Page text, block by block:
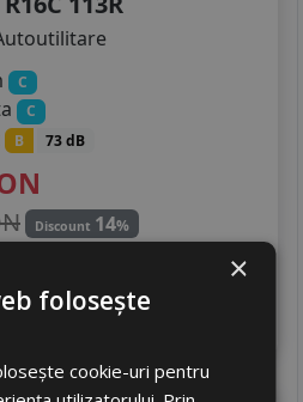
C
C
B 73 dB
Discount 14%
Ultima bucata!
livrare 2/3 zile
4 Adauga in cos
×
folosește
cookie-uri pentru